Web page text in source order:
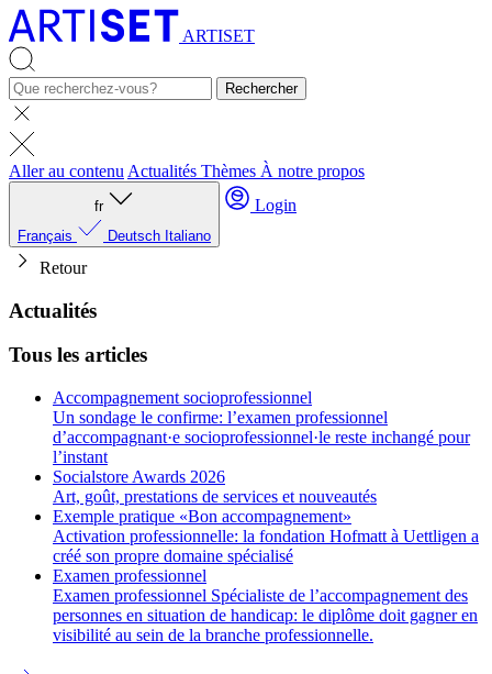
ARTISET
Rechercher
Aller au contenu Actualités Thèmes À notre propos
fr
Français
Deutsch Italiano
Login
Retour
Actualités
Tous les articles
Accompagnement socioprofessionnel
Un sondage le confirme: l’examen professionnel
d’accompagnant·e socioprofessionnel·le reste inchangé pour
l’instant
Socialstore Awards 2026
Art, goût, prestations de services et nouveautés
Exemple pratique «Bon accompagnement»
Activation professionnelle: la fondation Hofmatt à Uettligen a
créé son propre domaine spécialisé
Examen professionnel
Examen professionnel Spécialiste de l’accompagnement des
personnes en situation de handicap: le diplôme doit gagner en
visibilité au sein de la branche professionnelle.